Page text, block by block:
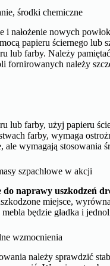
środki chemiczne
nałożenie nowych
papieru ściernego lub
lub farby. Należy
fornirowanych należy
lub farby, użyj papieru
farby, wymaga
ale wymagają stosowania
szpachlowe w akcji
do naprawy uszkodzeń
miejsce,
będzie gładka i
wzmocnienia
należy sprawdzić